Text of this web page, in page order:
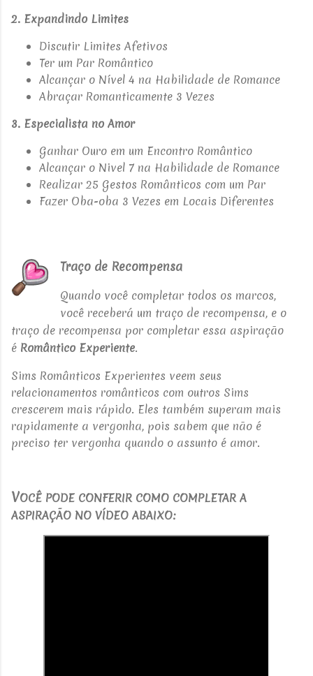
2. Expandindo Limites
Discutir Limites Afetivos
Ter um Par Romântico
Alcançar o Nível 4 na Habilidade de Romance
Abraçar Romanticamente 3 Vezes
3. Especialista no Amor
Ganhar Ouro em um Encontro Romântico
Alcançar o Nivel 7 na Habilidade de Romance
Realizar 25 Gestos Românticos com um Par
Fazer Oba-oba 3 Vezes em Locais Diferentes
Traço de Recompensa
Quando você completar todos os marcos,
você receberá um traço de recompensa, e o
traço de recompensa por completar essa aspiração
é Romântico Experiente.
Sims Românticos Experientes veem seus
relacionamentos românticos com outros Sims
crescerem mais rápido. Eles também superam mais
rapidamente a vergonha, pois sabem que não é
preciso ter vergonha quando o assunto é amor.
VOCÊ PODE CONFERIR COMO COMPLETAR A
ASPIRAÇÃO NO VÍDEO ABAIXO: